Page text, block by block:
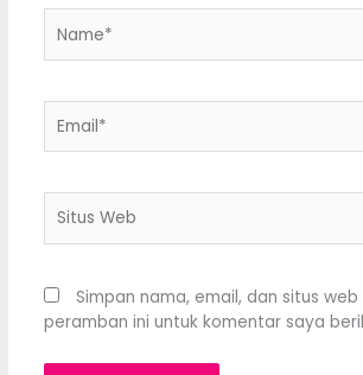
Web
Simpan nama, email, dan situs
peramban ini untuk komentar saya